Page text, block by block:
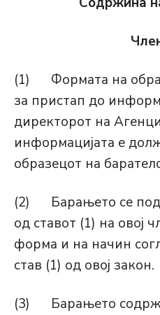
(1) Формата на
за пристап до
директорот на
информацијата е
образецот на
(2) Барањето се
од ставот (1) на овој
форма и на начин
став (1) од овој закон.
(3) Барањето